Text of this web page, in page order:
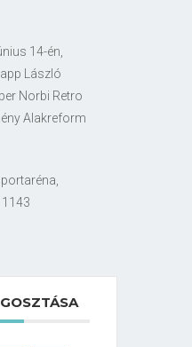
14-én,
László
Norbi Retro
Alakreform